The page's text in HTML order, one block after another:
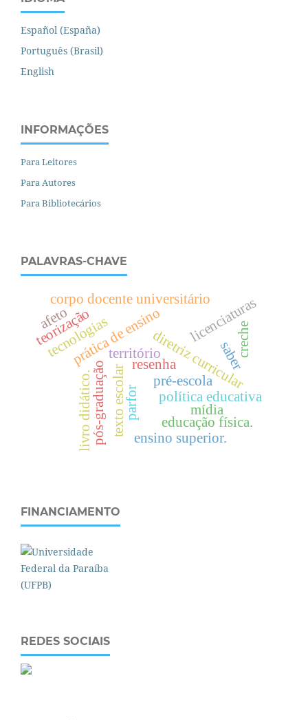
Español (España)
Português (Brasil)
English
INFORMAÇÕES
Para Leitores
Para Autores
Para Bibliotecários
PALAVRAS-CHAVE
resenha
territóriodiretriz curricular
prática de ensino
texto escolar
pós-graduação
saber
corpo docente universitário
política educativa
mídia
livro didático.
licenciaturas
parfor
educação física.
pré-escola
creche
ensino superior.
tecnologias
teorização
afeto
FINANCIAMENTO
REDES SOCIAIS